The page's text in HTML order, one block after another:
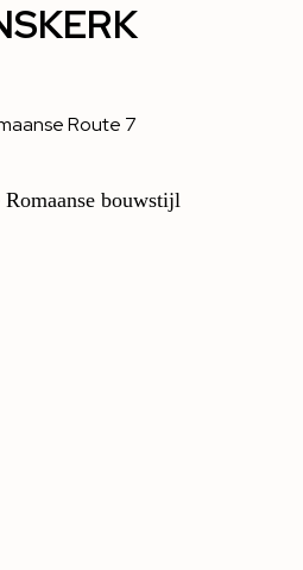
bouwstijl